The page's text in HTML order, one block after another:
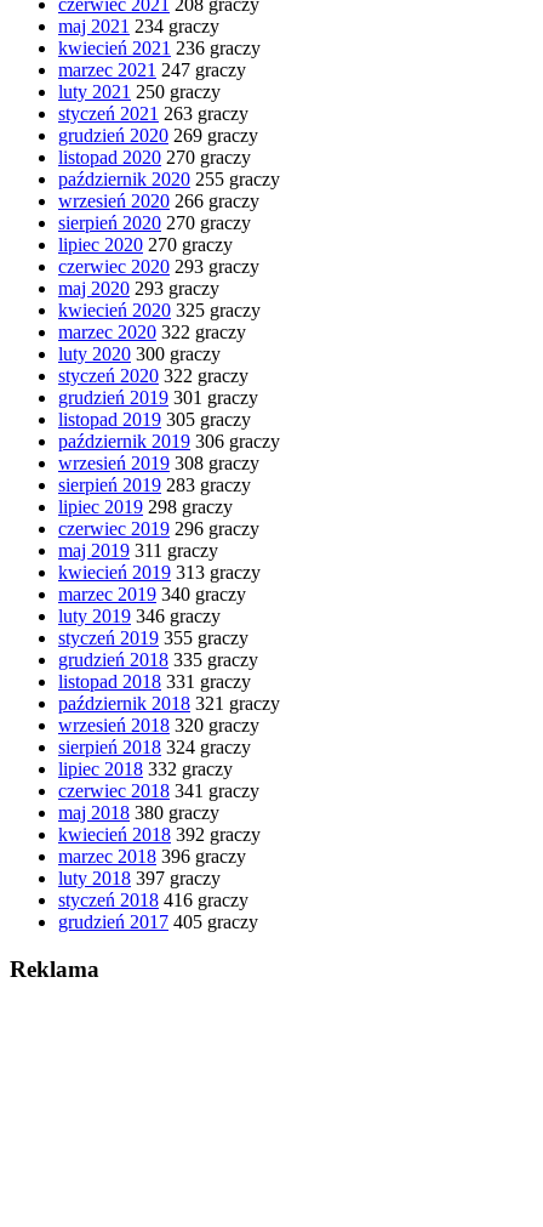
maj 2021 234 graczy
kwiecień 2021 236 graczy
marzec 2021 247 graczy
luty 2021 250 graczy
styczeń 2021 263 graczy
grudzień 2020 269 graczy
listopad 2020 270 graczy
październik 2020 255 graczy
wrzesień 2020 266 graczy
sierpień 2020 270 graczy
lipiec 2020 270 graczy
czerwiec 2020 293 graczy
maj 2020 293 graczy
kwiecień 2020 325 graczy
marzec 2020 322 graczy
luty 2020 300 graczy
styczeń 2020 322 graczy
grudzień 2019 301 graczy
listopad 2019 305 graczy
październik 2019 306 graczy
wrzesień 2019 308 graczy
sierpień 2019 283 graczy
lipiec 2019 298 graczy
czerwiec 2019 296 graczy
maj 2019 311 graczy
kwiecień 2019 313 graczy
marzec 2019 340 graczy
luty 2019 346 graczy
styczeń 2019 355 graczy
grudzień 2018 335 graczy
listopad 2018 331 graczy
październik 2018 321 graczy
wrzesień 2018 320 graczy
sierpień 2018 324 graczy
lipiec 2018 332 graczy
czerwiec 2018 341 graczy
maj 2018 380 graczy
kwiecień 2018 392 graczy
marzec 2018 396 graczy
luty 2018 397 graczy
styczeń 2018 416 graczy
grudzień 2017 405 graczy
Reklama